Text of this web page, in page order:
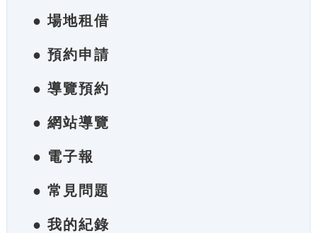
● 場地租借
● 預約申請
● 導覽預約
● 網站導覽
● 電子報
● 常見問題
● 我的紀錄